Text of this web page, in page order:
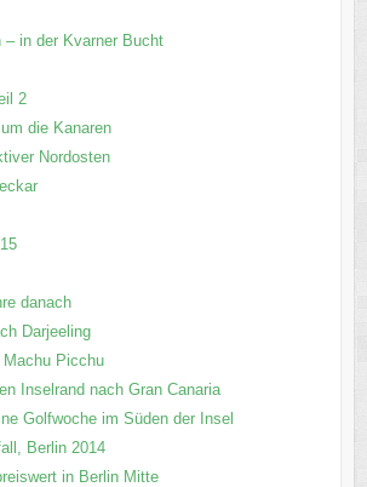
– in der Kvarner Bucht
2
die Kanaren
Nordosten
danach
Darjeeling
Picchu
Inselrand nach Gran Canaria
Golfwoche im Süden der Insel
Berlin 2014
in Berlin Mitte